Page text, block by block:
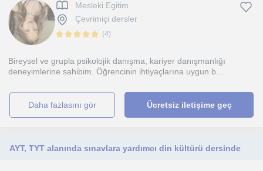
Mesleki Egitim
Çevrimiçi dersler
(4)
Bireysel ve grupla psikolojik danışma, kariyer danışmanlığı
deneyimlerine sahibim. Öğrencinin ihtiyaçlarına uygun b...
daha fazlasını gör Ücretsiz iletişime geç
AYT, TYT alanında sınavlara yardımcı din kültürü dersinde